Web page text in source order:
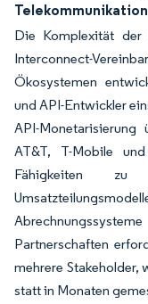
Die Komplexität der
Interconnect-
Ökosystemen
und API-Entwickler
API-
AT&T, T-Mobile
Fähigkeiten zu
Partnerschaften
mehrere Stakeholder,
statt in Monaten